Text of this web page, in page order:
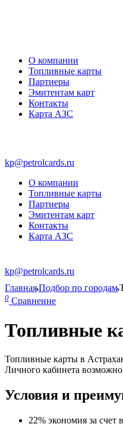
О компании
Топливные карты
Партнеры
Эмитентам карт
Контакты
Карта АЗС
kp@petrolcards.ru
О компании
Топливные карты
Партнеры
Эмитентам карт
Контакты
Карта АЗС
kp@petrolcards.ru
ГлавнаяПодбор по городам
0 Сравнение
Топливные
Топливные карты в
Личного кабинета
Условия и
22% экономия за счет